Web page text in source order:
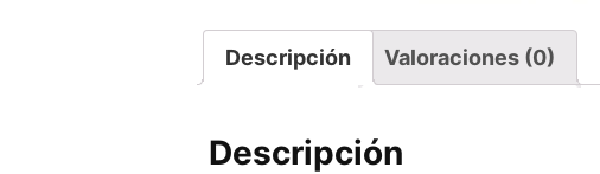
Descripción Valoraciones (0)
Descripción